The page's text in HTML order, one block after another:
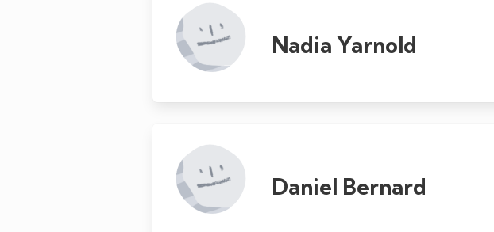
Nadia Yarnold
Daniel Bernard